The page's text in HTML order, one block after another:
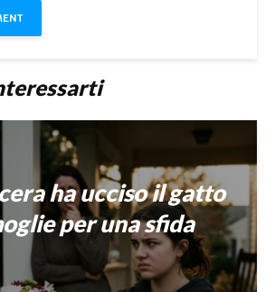
ha ucciso il gatto
per una sfida